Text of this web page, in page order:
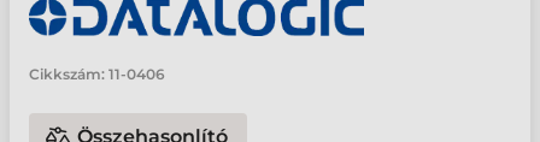
Cikkszám: 11-0406
Összehasonlító